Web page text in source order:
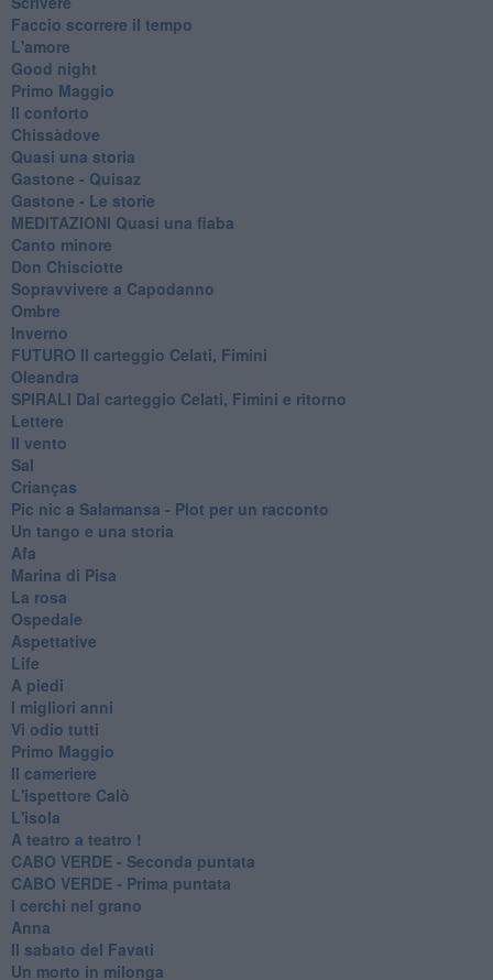
Faccio scorrere il tempo
L'amore
Good night
Primo Maggio
Il conforto
Chissàdove
Quasi una storia
Gastone - Quisaz
Gastone - Le storie
MEDITAZIONI Quasi una fiaba
Canto minore
Don Chisciotte
Sopravvivere a Capodanno
Ombre
Inverno
FUTURO Il carteggio Celati, Fimini
Oleandra
SPIRALI Dal carteggio Celati, Fimini e ritorno
Lettere
Il vento
Sal
Crianças
Pic nic a Salamansa - Plot per un racconto
Un tango e una storia
Afa
Marina di Pisa
La rosa
Ospedale
Aspettative
Life
A piedi
I migliori anni
Vi odio tutti
Primo Maggio
Il cameriere
L'ispettore Calò
L'isola
A teatro a teatro !
CABO VERDE - Seconda puntata
CABO VERDE - Prima puntata
I cerchi nel grano
Anna
Il sabato del Favati
Un morto in milonga